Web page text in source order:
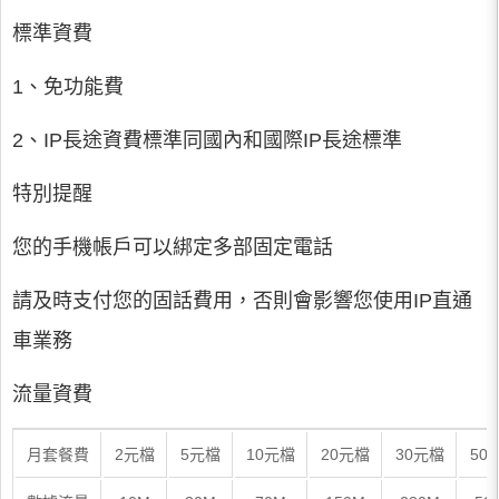
標準資費
1、免功能費
2、IP長途資費標準同國內和國際IP長途標準
特別提醒
您的手機帳戶可以綁定多部固定電話
請及時支付您的固話費用，否則會影響您使用IP直通
車業務
流量資費
月套餐費 2元檔 5元檔 10元檔 20元檔 30元檔 50